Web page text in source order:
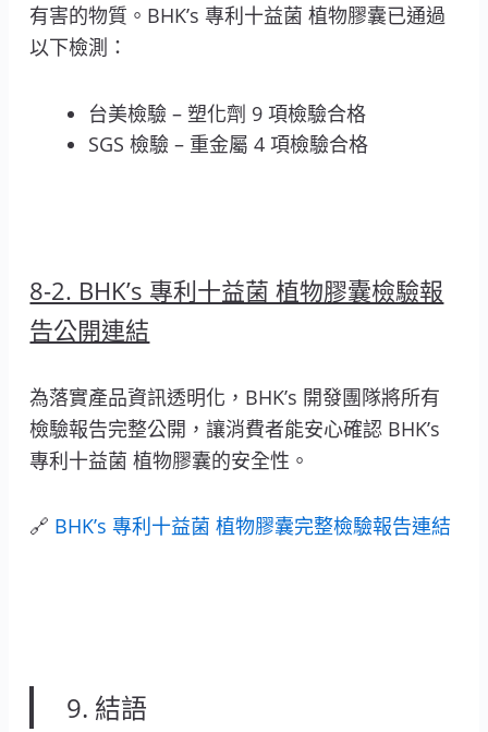
有害的物質。BHK’s 專利十益菌 植物膠囊已通過
以下檢測：
台美檢驗 – 塑化劑 9 項檢驗合格
SGS 檢驗 – 重金屬 4 項檢驗合格
8-2. BHK’s 專利十益菌 植物膠囊檢驗報
告公開連結
為落實產品資訊透明化，BHK’s 開發團隊將所有
檢驗報告完整公開，讓消費者能安心確認 BHK’s
專利十益菌 植物膠囊的安全性。
🔗 BHK’s 專利十益菌 植物膠囊完整檢驗報告連結
9. 結語